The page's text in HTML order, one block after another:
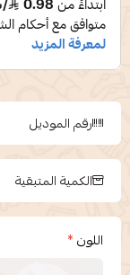
رقم الموديل
الكمية المتبقية
اللون*